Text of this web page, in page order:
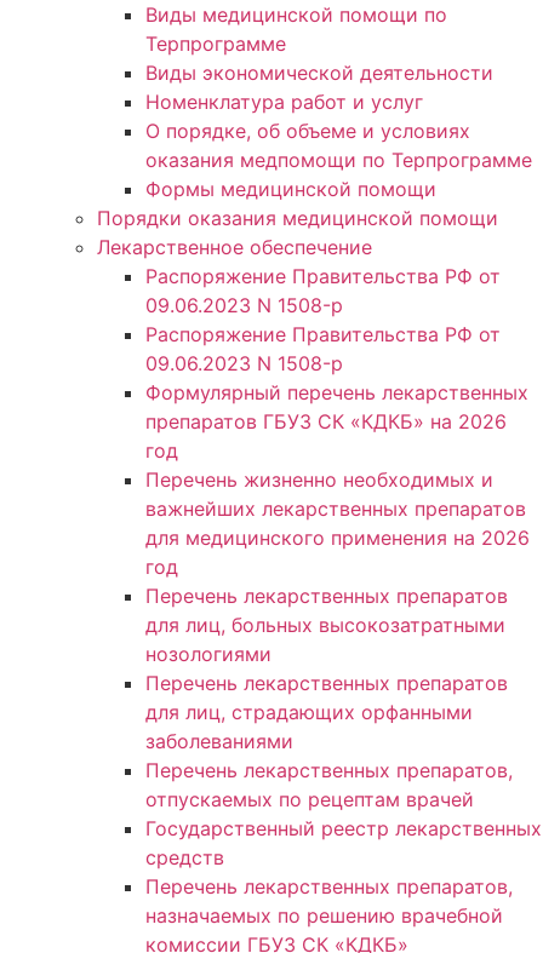
Виды медицинской помощи по
Терпрограмме
Виды экономической деятельности
Номенклатура работ и услуг
О порядке, об объеме и условиях
оказания медпомощи по Терпрограмме
Формы медицинской помощи
Порядки оказания медицинской помощи
Лекарственное обеспечение
Распоряжение Правительства РФ от
09.06.2023 N 1508-р
Распоряжение Правительства РФ от
09.06.2023 N 1508-р
Формулярный перечень лекарственных
препаратов ГБУЗ СК «КДКБ» на 2026
год
Перечень жизненно необходимых и
важнейших лекарственных препаратов
для медицинского применения на 2026
год
Перечень лекарственных препаратов
для лиц, больных высокозатратными
нозологиями
Перечень лекарственных препаратов
для лиц, страдающих орфанными
заболеваниями
Перечень лекарственных препаратов,
отпускаемых по рецептам врачей
Государственный реестр лекарственных
средств
Перечень лекарственных препаратов,
назначаемых по решению врачебной
комиссии ГБУЗ СК «КДКБ»